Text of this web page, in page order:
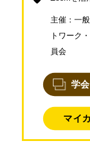
主催：一
トワーク
員会
学
マイ